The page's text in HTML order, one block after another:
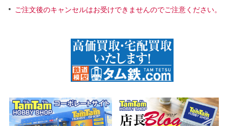
ご注文後のキャンセルはお受けできませんのでご注意ください。